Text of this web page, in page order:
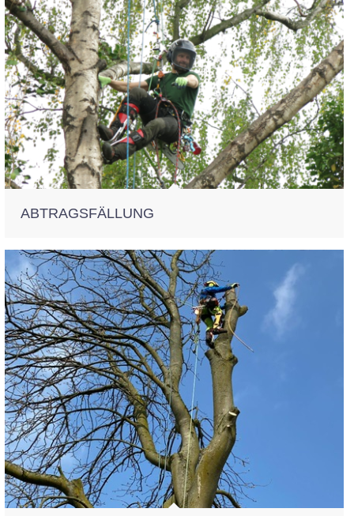
ABTRAGSFÄLLUNG